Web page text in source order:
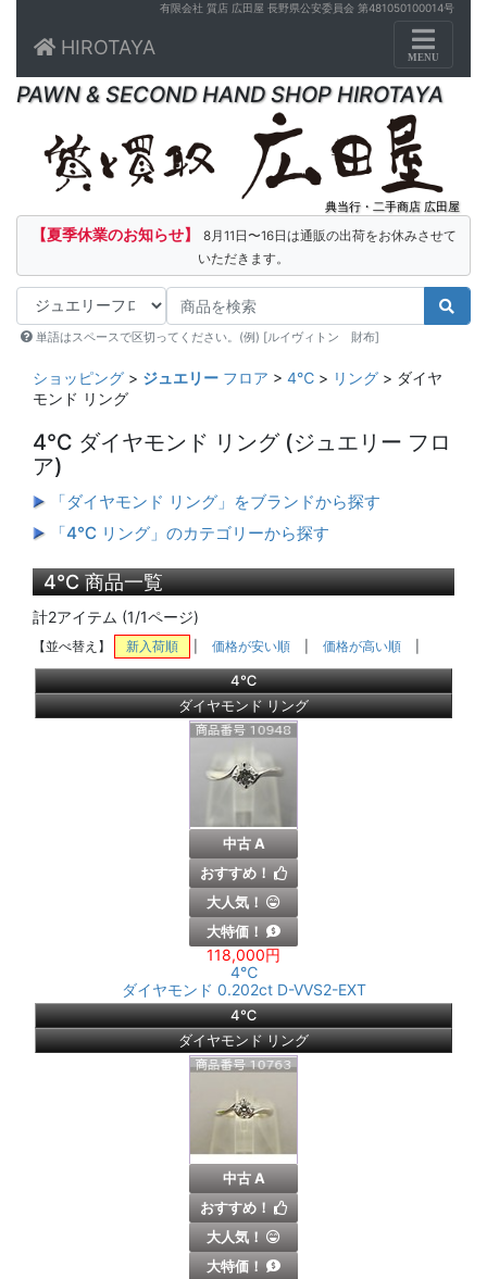
有限会社 質店 広田屋 長野県公安委員会 第481050100014号
HIROTAYA
Toggle
MENU
PAWN & SECOND HAND SHOP HIROTAYA
典当行・二手商店 広田屋
【夏季休業のお知らせ】
8月11日〜16日は通販の出荷をお休みさせて
いただきます。
単語はスペースで区切ってください。(例) [ルイヴィトン 財布]
ショッピング > ジュエリー フロア > 4℃ > リング > ダイヤ
モンド リング
4℃ ダイヤモンド リング (ジュエリー フロ
ア)
「ダイヤモンド リング」をブランドから探す
「4℃ リング」のカテゴリーから探す
4℃ 商品一覧
計2アイテム (1/1ページ)
【並べ替え】 新入荷順 価格が安い順 価格が高い順
4℃
ダイヤモンド リング
中古 A
おすすめ！
大人気！
大特価！
118,000円
4℃
ダイヤモンド 0.202ct D-VVS2-EXT
4℃
ダイヤモンド リング
中古 A
おすすめ！
大人気！
大特価！